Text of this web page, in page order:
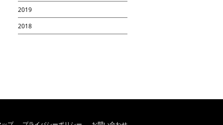
2019
2018